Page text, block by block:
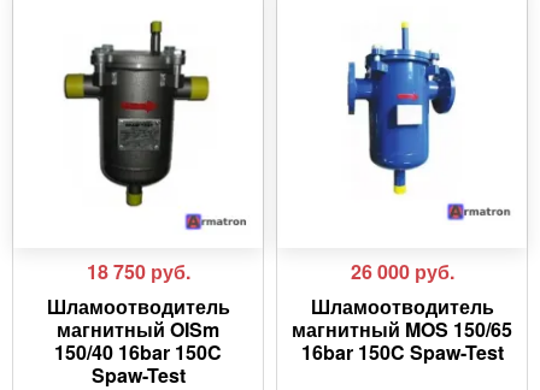
18 750 руб.
Шламоотводитель
магнитный OISm
150/40 16bar 150C
Spaw-Test
26 000 руб.
Шламоотводитель
магнитный MOS 150/65
16bar 150C Spaw-Test